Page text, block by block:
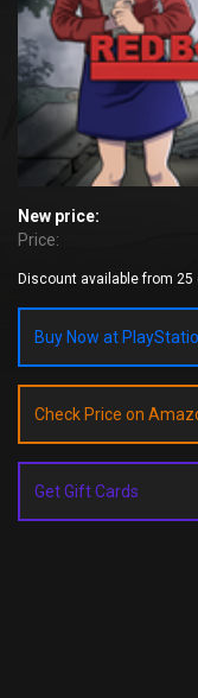
New price:
Price:
Discount available from
Buy Now at
Check Price on
Get Gift Cards